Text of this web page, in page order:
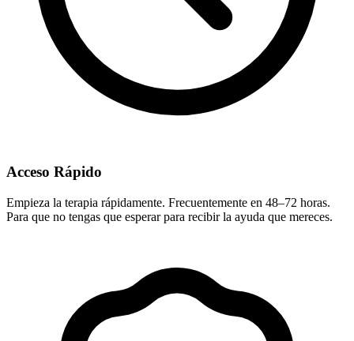
Acceso Rápido
Empieza la terapia rápidamente. Frecuentemente en 48–72 horas.
Para que no tengas que esperar para recibir la ayuda que mereces.